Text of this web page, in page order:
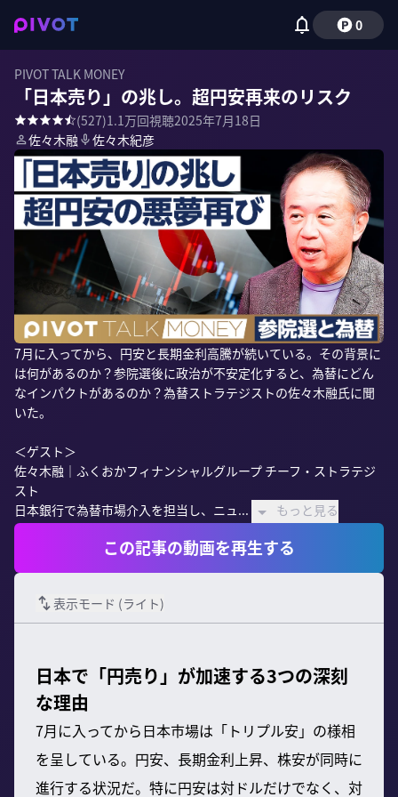
0
PIVOT TALK MONEY
「日本売り」の兆し。超円安再来のリスク
(527)1.1万回視聴2025年7月18日
佐々木融
佐々木紀彦
7月に入ってから、円安と長期金利高騰が続いている。その背景に
は何があるのか？参院選後に政治が不安定化すると、為替にどん
なインパクトがあるのか？為替ストラテジストの佐々木融氏に聞
いた。
＜ゲスト＞
佐々木融｜ふくおかフィナンシャルグループ チーフ・ストラテジ
スト
日本銀行で為替市場介入を担当し、ニュ...
もっと見る
この記事の動画を再生する
表示モード (ライト)
日本で「円売り」が加速する3つの深刻
な理由
7月に入ってから日本市場は「トリプル安」の様相
を呈している。円安、長期金利上昇、株安が同時に
進行する状況だ。特に円安は対ドルだけでなく、対